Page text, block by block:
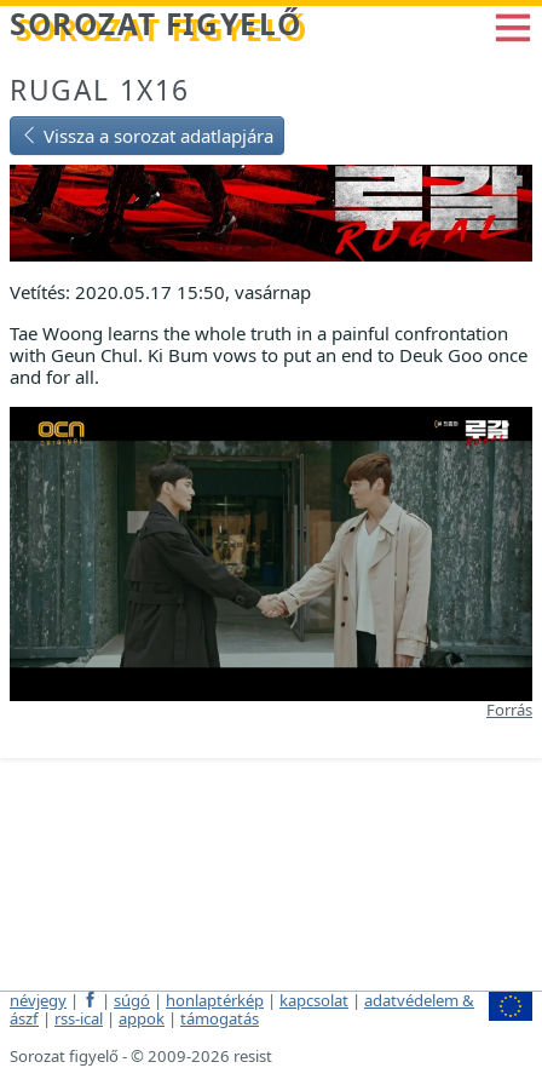
Betöltés...
SOROZAT FIGYELŐ
RUGAL 1X16
Vissza a sorozat adatlapjára
Vetítés: 2020.05.17 15:50, vasárnap
Tae Woong learns the whole truth in a painful confrontation
with Geun Chul. Ki Bum vows to put an end to Deuk Goo once
and for all.
Forrás
névjegy | | súgó | honlaptérkép | kapcsolat | adatvédelem &
ászf | rss-ical | appok | támogatás
Sorozat figyelő - © 2009-2026 resist